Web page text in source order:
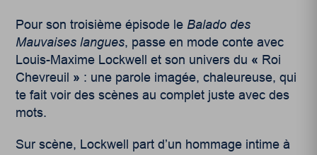
Pour son troisième épisode le Balado des
Mauvaises langues, passe en mode conte avec
Louis-Maxime Lockwell et son univers du « Roi
Chevreuil » : une parole imagée, chaleureuse, qui
te fait voir des scènes au complet juste avec des
mots.
Sur scène, Lockwell part d’un hommage intime à